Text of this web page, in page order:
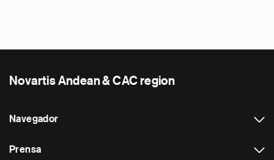
Novartis Andean & CAC region
Navegador
Prensa